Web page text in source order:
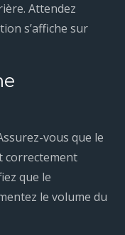
Attendez
s’affiche sur
vous que le
correctement
que le
le volume du